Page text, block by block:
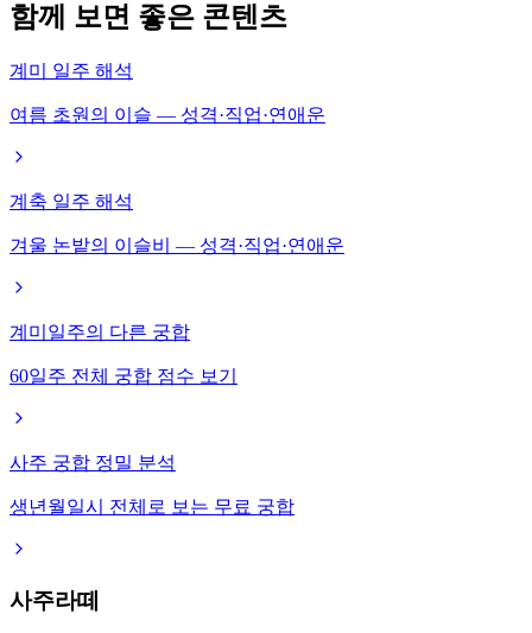
함께 보면 좋은 콘텐츠
계미 일주 해석
여름 초원의 이슬 — 성격·직업·연애운
계축 일주 해석
겨울 논밭의 이슬비 — 성격·직업·연애운
계미일주의 다른 궁합
60일주 전체 궁합 점수 보기
사주 궁합 정밀 분석
생년월일시 전체로 보는 무료 궁합
사주라떼